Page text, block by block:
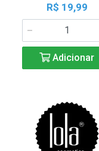
R$ 19,99
Adicionar